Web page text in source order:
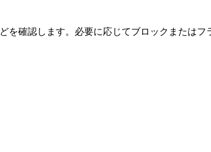
確認します。必要に応じてブロックまたはフ